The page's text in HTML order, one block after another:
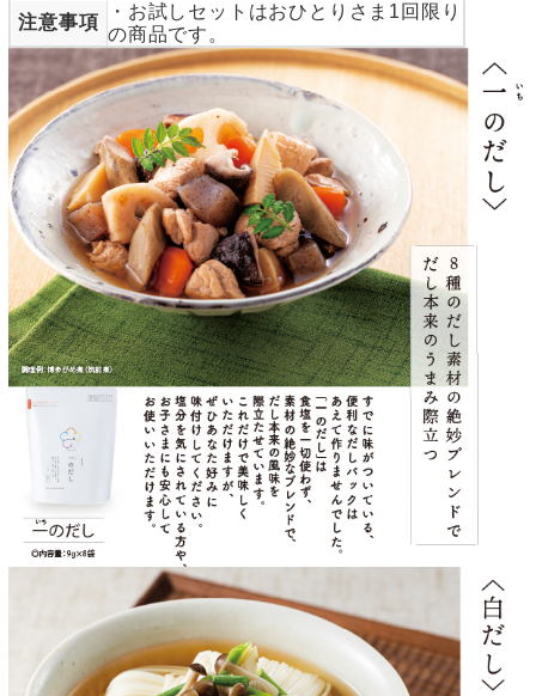
注意事項
・お試しセットはおひとりさま1回限り
の商品です。